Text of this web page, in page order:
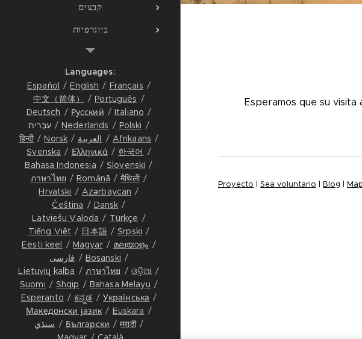
קבצים
ביוגרפיות
גלריה
כַּתָבָה
עלינו
איש קשר
Esperamos que su
Proyecto Sea voluntario Blog
Languages
Español
English
Français
中文（简体）
Português
Deutsch
Русский
Italiano
עִבְרִית
Nederlands
Polski
हिन्दी
Norsk العربية
Afrikaans
Svenska
Ελληνικά
한국어
Bahasa Indonesia
Slovenski
ภาษาไทย
Română
मैथिली
Hrvatski
Azərbaycan
Čeština
Dansk
Latviešu Valoda
Türkçe
Tiếng Việt
日本語
Srpski
Eesti keel
Magyar
മലയാളം
فارسی
Bosanski
Lietuvių kalba
ภาษาไทย
ଓଡ଼ିଆ
Suomi
Shqip
Bahasa Melayu
Esperanto
ಕನ್ನಡ
Українська
Македонски јазик
Euskara
سنڌي
Български
मराठी